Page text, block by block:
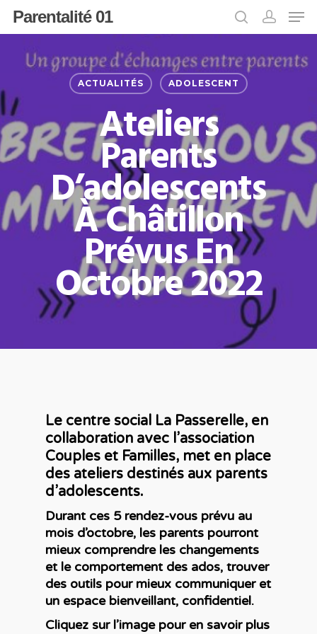
Appuyer sur Entrée pour rechercher ou
sur ESC pour fermer
Parentalité 01
ACTUALITÉS ADOLESCENT
Ateliers
Parents
D’adolescents
À Châtillon
Prévus En
Octobre 2022
Le centre social La Passerelle, en
collaboration avec l’association
Couples et Familles, met en place
des ateliers destinés aux parents
d’adolescents.
Durant ces 5 rendez-vous prévu au
mois d’octobre, les parents pourront
mieux comprendre les changements
et le comportement des ados, trouver
des outils pour mieux communiquer et
un espace bienveillant, confidentiel.
Cliquez sur l’image pour en savoir plus
Accueil
parents
De la petite enfance à
l’adolescence
Confrontés au
A travers les courants
Trouver des
Définition et cadre
« parentalité »
Agir grâce aux